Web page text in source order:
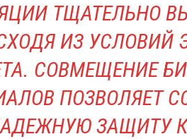
ТЩАТЕЛЬНО
ИЗ УСЛОВИЙ
СОВМЕЩЕНИЕ
ПОЗВОЛЯЕТ
ЗАЩИТУ